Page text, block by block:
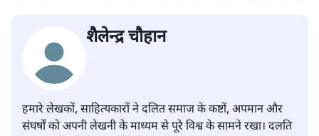
शैलेन्द्र चौहान
हमारे लेखकों, साहित्‍यकारों ने दलित समाज के कष्टों, अपमान और
संघर्षों को अपनी लेखनी के माध्यम से पूरे विश्व के सामने रखा। दलति